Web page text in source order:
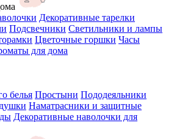
Декоративные тарелки
Подсвечники Светильники и лампы
Цветочные горшки Часы
для дома
белья Простыни Пододеяльники
Наматрасники и защитные
Декоративные наволочки для